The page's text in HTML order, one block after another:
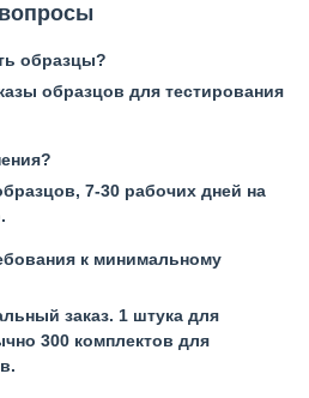
образцы?
образцов для тестирования
7-30 рабочих дней на
к минимальному
заказ. 1 штука для
300 комплектов для